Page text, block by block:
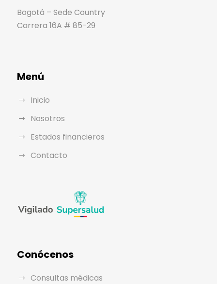
Bogotá – Sede Country
Carrera 16A # 85-29
Menú
Inicio
Nosotros
Estados financieros
Contacto
Conócenos
Consultas médicas